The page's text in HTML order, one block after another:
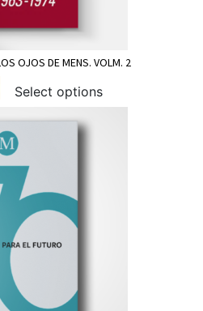
OJOS DE MENS. VOLM. 2
Select options